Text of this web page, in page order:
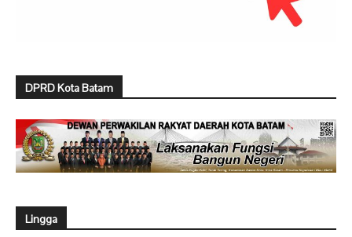
DPRD Kota Batam
Lingga